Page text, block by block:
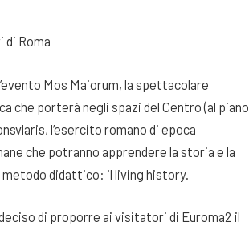
di Roma
Mos Maiorum, la spettacolare
che porterà negli spazi del Centro (al piano
l’esercito romano di epoca
che potranno apprendere la storia e la
didattico: il living history.
deciso di proporre ai visitatori di Euroma2 il